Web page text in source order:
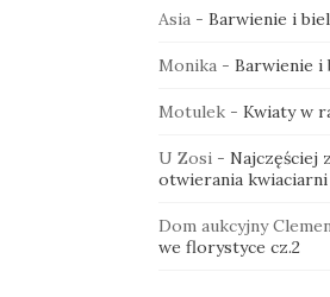
Asia- Barwienie i
Monika- Barwienie i
Motulek- Kwiaty w
U Zosi- Najczęściej
otwierania kwiaciarni
Dom aukcyjny
we florystyce cz.2